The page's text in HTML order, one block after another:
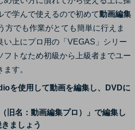
で学んで使えるので初めて動画編集
方でも作業がとても簡単に行えま
い上にプロ用の「VEGAS」シリー
フトなため初級から上級者までユー
す。
を使用して動画を編集し、DVDに
旧名：動画編集プロ）」で編集し
ましょう